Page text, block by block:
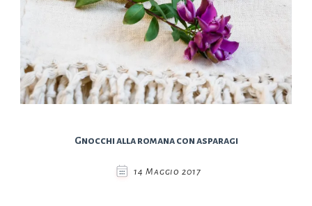
Gnocchi alla romana con asparagi
14 Maggio 2017